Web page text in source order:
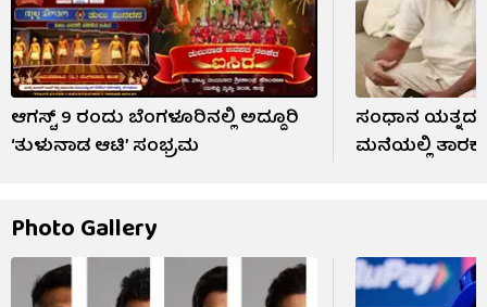
ಆಗಸ್ಟ್ 9 ರಂದು ಬೆಂಗಳೂರಿನಲ್ಲಿ ಅದ್ದೂರಿ
‘ತುಳುನಾಡ ಆಟಿ’ ಸಂಭ್ರಮ
ಸಂಧಾನ ಯತ್ನದ
ಮನೆಯಲ್ಲಿ
Photo Gallery